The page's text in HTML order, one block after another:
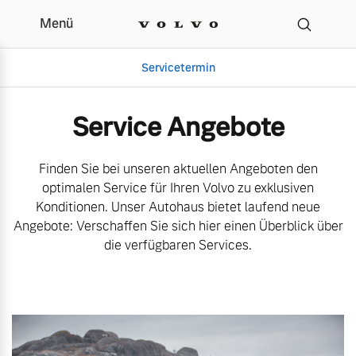
Aktuelle
Menü
Servicetermin
Volvo Gebrauchtwagenbörse
Unser Team
Service Angebote
Finden Sie bei unseren aktuellen Angeboten den
optimalen Service für Ihren Volvo zu exklusiven
Konditionen. Unser Autohaus bietet laufend neue
Angebote: Verschaffen Sie sich hier einen Überblick über
die verfügbaren Services.